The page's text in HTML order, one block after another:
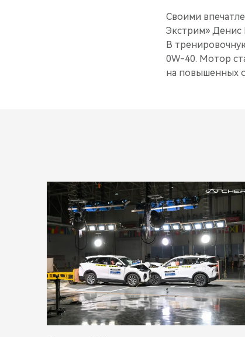
Своими
Экстрим» Денис
В
0W-40. Мотор
на повышенных